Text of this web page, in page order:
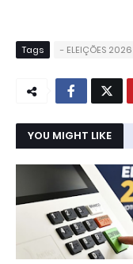
Tags - ELEIÇÕES 2026
YOU MIGHT LIKE